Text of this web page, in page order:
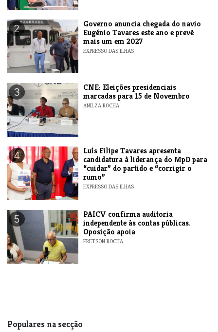
2
Governo anuncia chegada do navio
Eugénio Tavares este ano e prevê
mais um em 2027
EXPRESSO DAS ILHAS
3
CNE: Eleições presidenciais
marcadas para 15 de Novembro
ANILZA ROCHA
4
Luís Filipe Tavares apresenta
candidatura à liderança do MpD para
“cuidar” do partido e “corrigir o
rumo”
EXPRESSO DAS ILHAS
5
​PAICV confirma auditoria
independente às contas públicas.
Oposição apoia
FRETSON ROCHA
Populares na secção